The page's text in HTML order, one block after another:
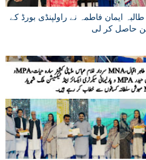
ایمان فاطمہ نے راولپنڈی بورڈ کے
حاصل کر لی